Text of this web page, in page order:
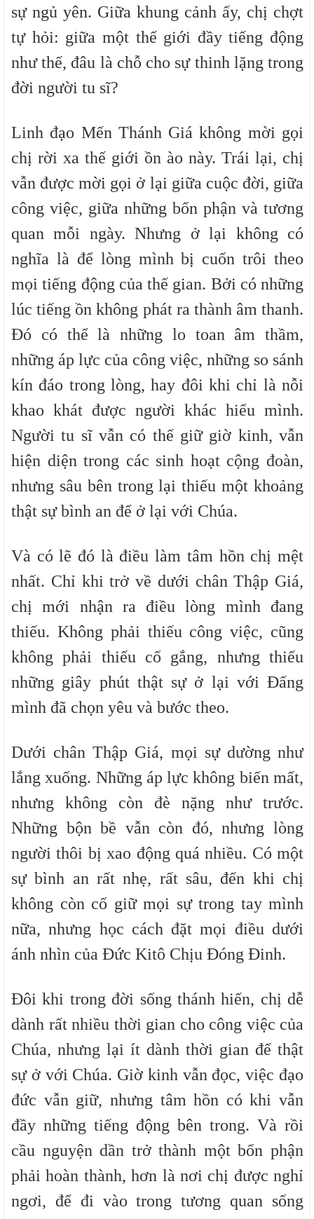
sự ngủ yên. Giữa khung cảnh ấy, chị chợt
tự hỏi: giữa một thế giới đầy tiếng động
như thế, đâu là chỗ cho sự thinh lặng trong
đời người tu sĩ?
Linh đạo Mến Thánh Giá không mời gọi
chị rời xa thế giới ồn ào này. Trái lại, chị
vẫn được mời gọi ở lại giữa cuộc đời, giữa
công việc, giữa những bổn phận và tương
quan mỗi ngày. Nhưng ở lại không có
nghĩa là để lòng mình bị cuốn trôi theo
mọi tiếng động của thế gian. Bởi có những
lúc tiếng ồn không phát ra thành âm thanh.
Đó có thể là những lo toan âm thầm,
những áp lực của công việc, những so sánh
kín đáo trong lòng, hay đôi khi chỉ là nỗi
khao khát được người khác hiểu mình.
Người tu sĩ vẫn có thể giữ giờ kinh, vẫn
hiện diện trong các sinh hoạt cộng đoàn,
nhưng sâu bên trong lại thiếu một khoảng
thật sự bình an để ở lại với Chúa.
Và có lẽ đó là điều làm tâm hồn chị mệt
nhất. Chỉ khi trở về dưới chân Thập Giá,
chị mới nhận ra điều lòng mình đang
thiếu. Không phải thiếu công việc, cũng
không phải thiếu cố gắng, nhưng thiếu
những giây phút thật sự ở lại với Đấng
mình đã chọn yêu và bước theo.
Dưới chân Thập Giá, mọi sự dường như
lắng xuống. Những áp lực không biến mất,
nhưng không còn đè nặng như trước.
Những bộn bề vẫn còn đó, nhưng lòng
người thôi bị xao động quá nhiều. Có một
sự bình an rất nhẹ, rất sâu, đến khi chị
không còn cố giữ mọi sự trong tay mình
nữa, nhưng học cách đặt mọi điều dưới
ánh nhìn của Đức Kitô Chịu Đóng Đinh.
Đôi khi trong đời sống thánh hiến, chị dễ
dành rất nhiều thời gian cho công việc của
Chúa, nhưng lại ít dành thời gian để thật
sự ở với Chúa. Giờ kinh vẫn đọc, việc đạo
đức vẫn giữ, nhưng tâm hồn có khi vẫn
đầy những tiếng động bên trong. Và rồi
cầu nguyện dần trở thành một bổn phận
phải hoàn thành, hơn là nơi chị được nghỉ
ngơi, để đi vào trong tương quan sống